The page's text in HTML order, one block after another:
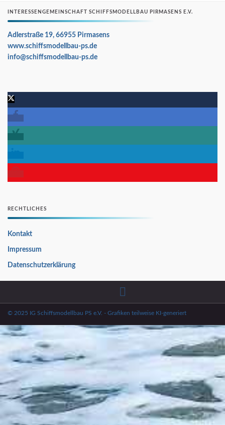
INTERESSENGEMEINSCHAFT SCHIFFSMODELLBAU PIRMASENS E.V.
Adlerstraße 19, 66955 Pirmasens
www.schiffsmodellbau-ps.de
info@schiffsmodellbau-ps.de
RECHTLICHES
Kontakt
Impressum
Datenschutzerklärung
© 2025 IG Schiffsmodellbau PS e.V. - Grafiken teilweise KI-generiert